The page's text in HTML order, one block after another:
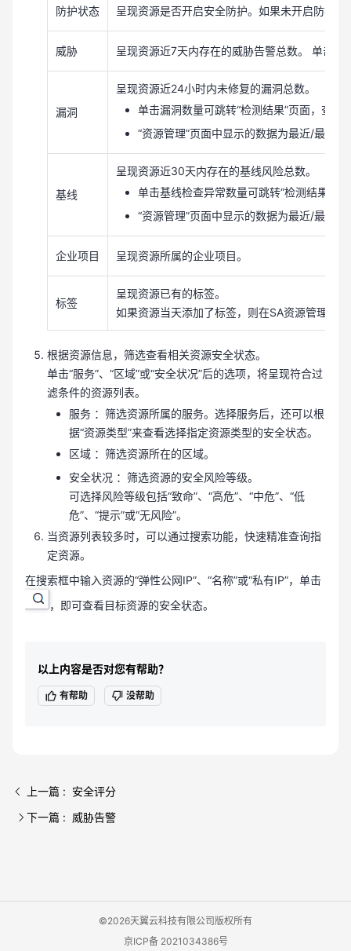
防护状态 呈现资源是否开启安全防护。如果未开启防护，
威胁 呈现资源近7天内存在的威胁告警总数。 单击
漏洞
呈现资源近24小时内未修复的漏洞总数。
单击漏洞数量可跳转“检测结果”页面，查
“资源管理”页面中显示的数据为最近/最新
基线
呈现资源近30天内存在的基线风险总数。
单击基线检查异常数量可跳转“检测结果”
“资源管理”页面中显示的数据为最近/最新
企业项目 呈现资源所属的企业项目。
标签
呈现资源已有的标签。
如果资源当天添加了标签，则在SA资源管理中
根据资源信息，筛选查看相关资源安全状态。
单击“服务”、“区域”或“安全状况”后的选项，将呈现符合过
滤条件的资源列表。
服务 ：筛选资源所属的服务。选择服务后，还可以根
据“资源类型”来查看选择指定资源类型的安全状态。
区域 ：筛选资源所在的区域。
安全状况 ：筛选资源的安全风险等级。
可选择风险等级包括“致命”、“高危”、“中危”、“低
危”、“提示”或“无风险”。
当资源列表较多时，可以通过搜索功能，快速精准查询指
定资源。
在搜索框中输入资源的“弹性公网IP”、“名称”或“私有IP”，单击
，即可查看目标资源的安全状态。
以上内容是否对您有帮助？
有帮助 没帮助
上一篇 : 安全评分
下一篇 : 威胁告警
©2026天翼云科技有限公司版权所有
京ICP备 2021034386号